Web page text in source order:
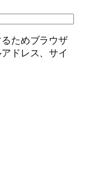
ためブラウザ
ドレス、サイ